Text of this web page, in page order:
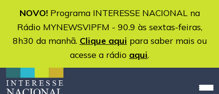
NOVO!Programa INTERESSE NACIONAL na
Rádio MYNEWSVIPFM - 90.9 às sextas-feiras,
8h30 da manhã. Clique aqui para saber mais ou
acesse a rádio aqui.